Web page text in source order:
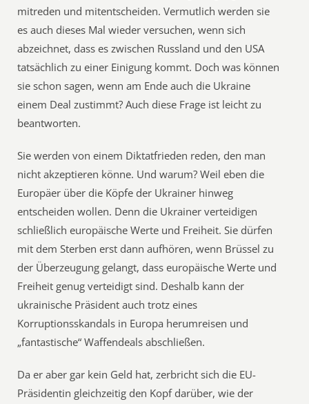
mitreden und mitentscheiden. Vermutlich werden sie
es auch dieses Mal wieder versuchen, wenn sich
abzeichnet, dass es zwischen Russland und den USA
tatsächlich zu einer Einigung kommt. Doch was können
sie schon sagen, wenn am Ende auch die Ukraine
einem Deal zustimmt? Auch diese Frage ist leicht zu
beantworten.
Sie werden von einem Diktatfrieden reden, den man
nicht akzeptieren könne. Und warum? Weil eben die
Europäer über die Köpfe der Ukrainer hinweg
entscheiden wollen. Denn die Ukrainer verteidigen
schließlich europäische Werte und Freiheit. Sie dürfen
mit dem Sterben erst dann aufhören, wenn Brüssel zu
der Überzeugung gelangt, dass europäische Werte und
Freiheit genug verteidigt sind. Deshalb kann der
ukrainische Präsident auch trotz eines
Korruptionsskandals in Europa herumreisen und
„fantastische“ Waffendeals abschließen.
Da er aber gar kein Geld hat, zerbricht sich die EU-
Präsidentin gleichzeitig den Kopf darüber, wie der